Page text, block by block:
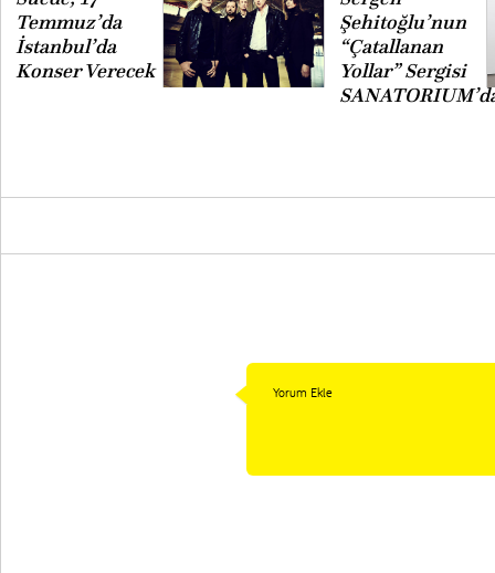
Temmuz’da
İstanbul’da
Konser Verecek
Şehitoğlu’nun
“Çatallanan
Yollar” Sergisi